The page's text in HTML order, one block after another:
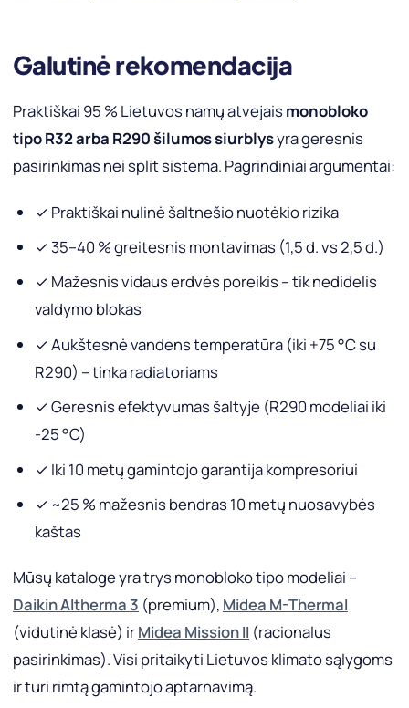
Galutinė rekomendacija
Praktiškai 95 % Lietuvos namų atvejais monobloko
tipo R32 arba R290 šilumos siurblysyra geresnis
pasirinkimas nei split sistema. Pagrindiniai argumentai:
✓ Praktiškai nulinė šaltnešio nuotėkio rizika
✓ 35–40 % greitesnis montavimas (1,5 d. vs 2,5 d.)
✓ Mažesnis vidaus erdvės poreikis – tik nedidelis
valdymo blokas
✓ Aukštesnė vandens temperatūra (iki +75 °C su
R290) – tinka radiatoriams
✓ Geresnis efektyvumas šaltyje (R290 modeliai iki
-25 °C)
✓ Iki 10 metų gamintojo garantija kompresoriui
✓ ~25 % mažesnis bendras 10 metų nuosavybės
kaštas
Mūsų kataloge yra trys monobloko tipo modeliai –
Daikin Altherma 3 (premium), Midea M-Thermal
(vidutinė klasė) irMidea Mission II (racionalus
pasirinkimas). Visi pritaikyti Lietuvos klimato sąlygoms
ir turi rimtą gamintojo aptarnavimą.